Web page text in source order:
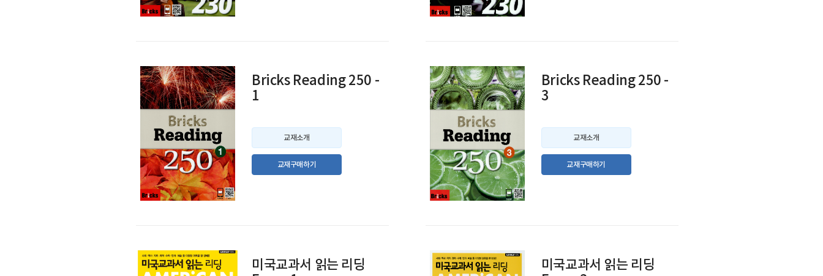
Bricks Reading 250 -
1
교재소개
교재구매하기
Bricks Reading 250 -
3
교재소개
교재구매하기
미국교과서 읽는 리딩
미국교과서 읽는 리딩